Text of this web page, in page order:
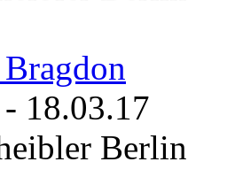
- 18.03.17
Berlin